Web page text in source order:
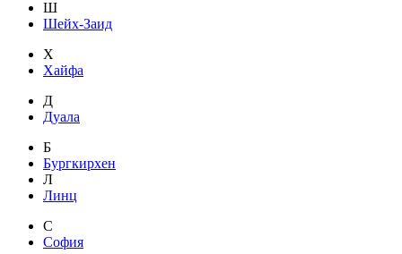
Ш
Шейх-Заид
Х
Хайфа
Д
Дуала
Б
Бургкирхен
Л
Линц
С
София